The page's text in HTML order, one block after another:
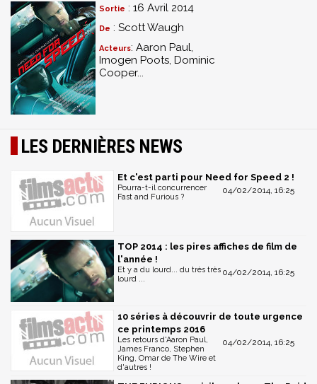
Sortie : 16 Avril 2014
De : Scott Waugh
Acteurs: Aaron Paul,
Imogen Poots, Dominic
Cooper...
LES DERNIÈRES NEWS
Et c'est parti pour Need for Speed 2 !
04/02/2014, 16:25
Pourra-t-il concurrencer
Fast and Furious ?
TOP 2014 : les pires affiches de film de
l'année !
04/02/2014, 16:25
Et y a du lourd... du très très
lourd ...
10 séries à découvrir de toute urgence
ce printemps 2016
04/02/2014, 16:25
Les retours d'Aaron Paul,
James Franco, Stephen
King, Omar de The Wire et
d'autres !